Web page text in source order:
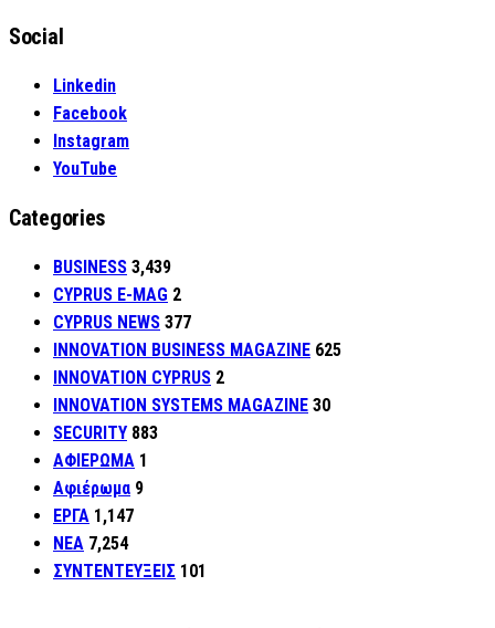
Social
Linkedin
Facebook
Instagram
YouTube
Categories
BUSINESS 3,439
CYPRUS E-MAG 2
CYPRUS NEWS 377
INNOVATION BUSINESS MAGAZINE 625
INNOVATION CYPRUS 2
INNOVATION SYSTEMS MAGAZINE 30
SECURITY 883
ΑΦΙΕΡΩΜΑ 1
Αφιέρωμα 9
ΕΡΓΑ 1,147
ΝΕΑ 7,254
ΣΥΝΤΕΝΤΕΥΞΕΙΣ 101